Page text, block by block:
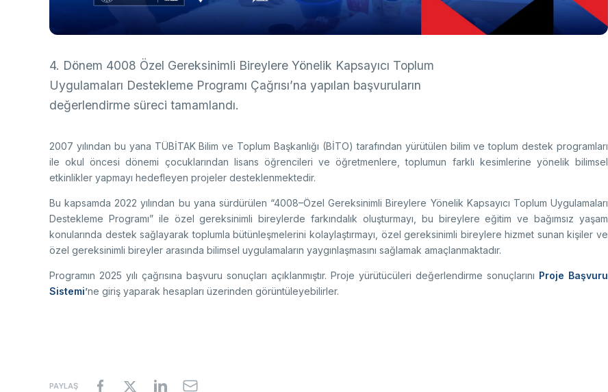
4. Dönem 4008 Özel Gereksinimli Bireylere Yönelik Kapsayıcı Toplum
Uygulamaları Destekleme Programı Çağrısı’na yapılan başvuruların
değerlendirme süreci tamamlandı.
2007 yılından bu yana TÜBİTAK Bilim ve Toplum Başkanlığı (BİTO) tarafından yürütülen bilim ve toplum destek programları
ile okul öncesi dönemi çocuklarından lisans öğrencileri ve öğretmenlere, toplumun farklı kesimlerine yönelik bilimsel
etkinlikler yapmayı hedefleyen projeler desteklenmektedir.
Bu kapsamda 2022 yılından bu yana sürdürülen “4008–Özel Gereksinimli Bireylere Yönelik Kapsayıcı Toplum Uygulamaları
Destekleme Programı” ile özel gereksinimli bireylerde farkındalık oluşturmayı, bu bireylere eğitim ve bağımsız yaşam
konularında destek sağlayarak toplumla bütünleşmelerini kolaylaştırmayı, özel gereksinimli bireylere hizmet sunan kişiler ve
özel gereksinimli bireyler arasında bilimsel uygulamaların yaygınlaşmasını sağlamak amaçlanmaktadır.
Programın 2025 yılı çağrısına başvuru sonuçları açıklanmıştır. Proje yürütücüleri değerlendirme sonuçlarını Proje Başvuru
Sistemi’ne giriş yaparak hesapları üzerinden görüntüleyebilirler.
PAYLAŞ